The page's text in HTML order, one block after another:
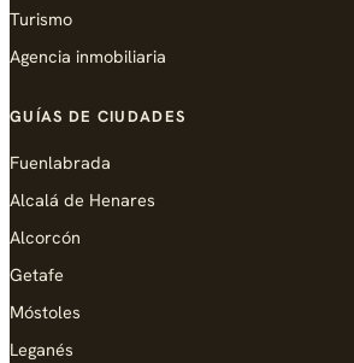
Turismo
Agencia inmobiliaria
GUÍAS DE CIUDADES
Fuenlabrada
Alcalá de Henares
Alcorcón
Getafe
Móstoles
Leganés